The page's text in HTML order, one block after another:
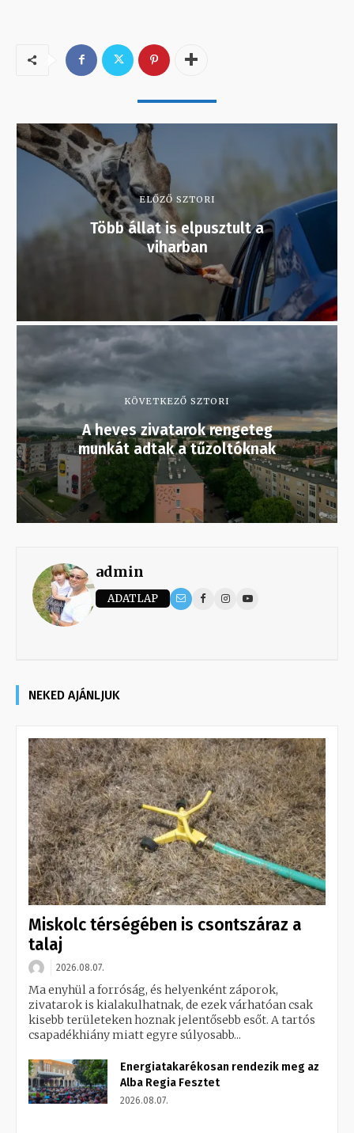
ELŐZŐ SZTORI
Több állat is elpusztult a
viharban
KÖVETKEZŐ SZTORI
A heves zivatarok rengeteg
munkát adtak a tűzoltóknak
admin
ADATLAP
NEKED AJÁNLJUK
Miskolc térségében is csontszáraz a
talaj
2026.08.07.
Ma enyhül a forróság, és helyenként záporok,
zivatarok is kialakulhatnak, de ezek várhatóan csak
kisebb területeken hoznak jelentősebb esőt. A tartós
csapadékhiány miatt egyre súlyosabb...
Energiatakarékosan rendezik meg az
Alba Regia Fesztet
2026.08.07.